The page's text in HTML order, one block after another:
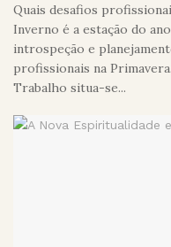
Quais desafios
Inverno é a estação do
introspeção e
profissionais na
Trabalho situa-se...